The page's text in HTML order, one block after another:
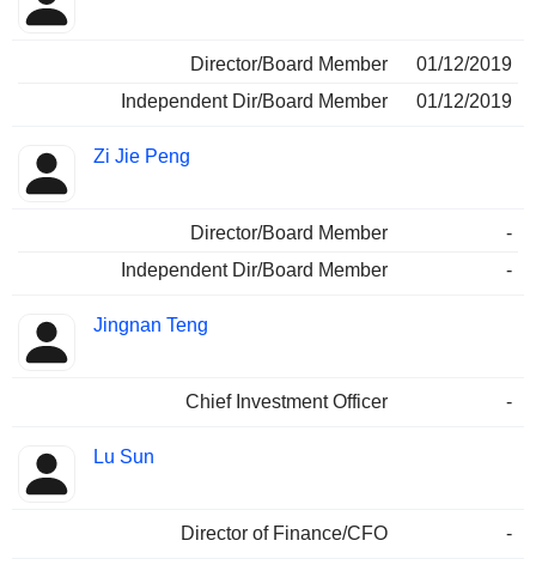
Director/Board Member
01/12/2019
Independent Dir/Board Member
01/12/2019
Zi Jie Peng
Director/Board Member
-
Independent Dir/Board Member
-
Jingnan Teng
Chief Investment Officer -
Lu Sun
Director of Finance/CFO -